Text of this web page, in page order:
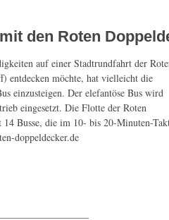
den Roten
auf einer Stadtrundfahrt der
entdecken möchte, hat vielleicht die
einzusteigen. Der elefantöse Bus wird
eingesetzt. Die Flotte der Roten
14 Busse, die im 10- bis 20-Minuten-
doppeldecker.de